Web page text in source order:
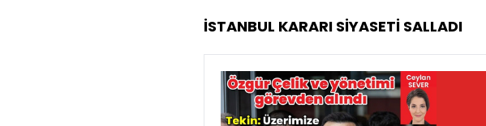
İSTANBUL KARARI SİYASETİ SALLADI